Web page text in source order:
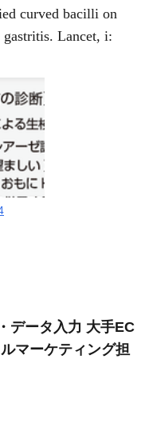
curved bacilli on
Lancet, i:
データ入力 大手EC
マーケティング担